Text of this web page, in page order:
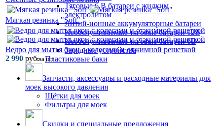
Тяговые 6 В батареи с жидким
электролитом
Литий-ионные аккумуляторные батареи
Необслуживаемые тяговые батареи 12В
Необслуживаемые тяговые батареи 6В
Зарядные устройства
Пластиковые баки
Запчасти, аксессуары и расходные материалы для
моек высокого давления
Щётки для моек
Фильтры для моек
Скидки и специальные предложения
Мягкая резинка "Soft"
Ведро для мытья окон с колесами и отжимной решеткой
2 990 рубза шт.